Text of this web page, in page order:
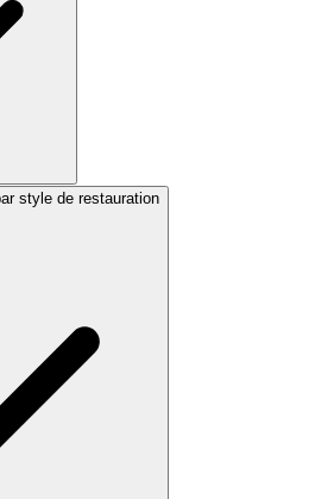
style de restauration